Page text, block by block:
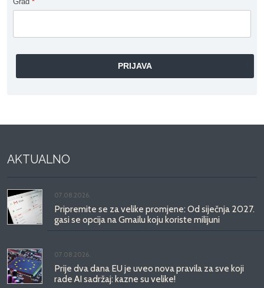
AKTUALNO
07.08.2026.
Pripremite se za velike promjene: Od siječnja 2027.
gasi se opcija na Gmailu koju koriste milijuni
07.08.2026.
Prije dva dana EU je uveo nova pravila za sve koji
rade AI sadržaj: kazne su velike!